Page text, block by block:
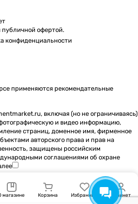
офертой.
конфиденциальности
применяются рекомендательные
включая (но не ограничиваясь)
и видео информацию,
страниц, доменное имя, фирменное
авторского права и прав на
защищены российским
соглашениями об охране
магазине Корзина Избранные Кабинет